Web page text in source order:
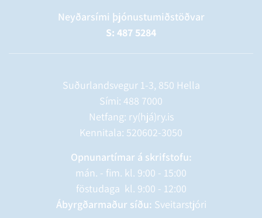
Neyðarsími þjónustumiðstöðvar
S: 487 5284
Suðurlandsvegur 1-3, 850 Hella
Sími: 488 7000
Netfang: ry(hjá)ry.is
Kennitala: 520602-3050
Opnunartímar á skrifstofu:
mán. - fim. kl. 9:00 - 15:00
föstudaga kl. 9:00 - 12:00
Ábyrgðarmaður síðu: Sveitarstjóri